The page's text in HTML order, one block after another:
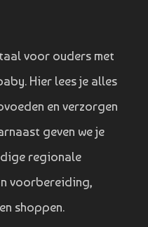
voor ouders met
Hier lees je alles
en verzorgen
geven we je
regionale
voorbereiding,
shoppen.